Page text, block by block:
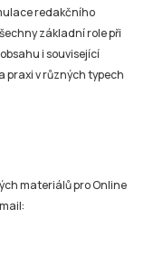
redakčního
základní role při
i související
praxi v různých typech
materiálů pro Online